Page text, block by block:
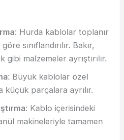
: Hurda kablolar toplanır
sınıflandırılır. Bakır,
malzemeler ayrıştırılır.
: Büyük kablolar özel
küçük parçalara ayrılır.
: Kablo içerisindeki
makineleriyle tamamen